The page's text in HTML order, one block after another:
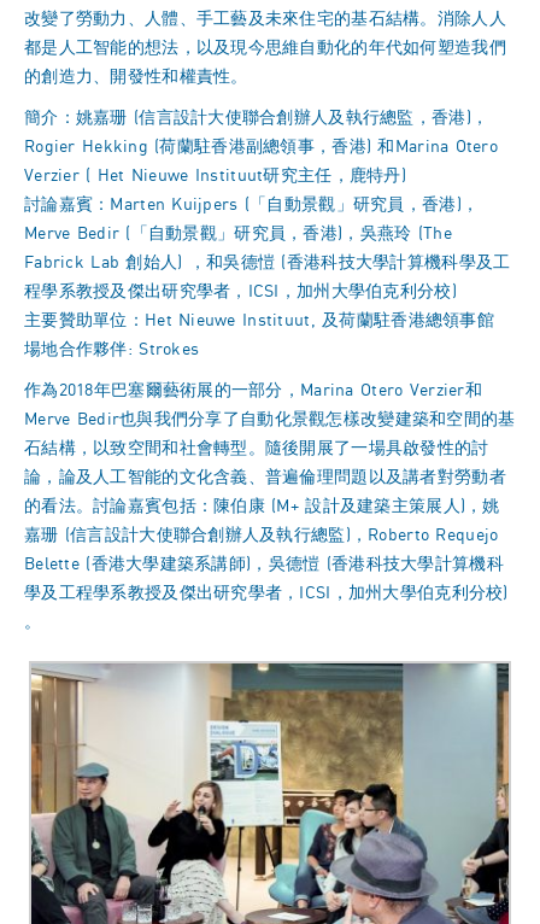
改變了勞動力、人體、手工藝及未來住宅的基石結構。消除人人
都是人工智能的想法，以及現今思維自動化的年代如何塑造我們
的創造力、開發性和權責性。
簡介：姚嘉珊 (信言設計大使聯合創辦人及執行總監，香港)，
Rogier Hekking (荷蘭駐香港副總領事，香港) 和Marina Otero
Verzier ( Het Nieuwe Instituut研究主任，鹿特丹)
討論嘉賓：Marten Kuijpers (「自動景觀」研究員，香港)，
Merve Bedir (「自動景觀」研究員，香港)，吳燕玲 (The
Fabrick Lab 創始人) ，和吳德愷 (香港科技大學計算機科學及工
程學系教授及傑出研究學者，ICSI，加州大學伯克利分校)
主要贊助單位：Het Nieuwe Instituut, 及荷蘭駐香港總領事館
場地合作夥伴: Strokes
作為2018年巴塞爾藝術展的一部分，Marina Otero Verzier和
Merve Bedir也與我們分享了自動化景觀怎樣改變建築和空間的基
石結構，以致空間和社會轉型。隨後開展了一場具啟發性的討
論，論及人工智能的文化含義、普遍倫理問題以及講者對勞動者
的看法。討論嘉賓包括：陳伯康 (M+ 設計及建築主策展人)，姚
嘉珊 (信言設計大使聯合創辦人及執行總監)，Roberto Requejo
Belette (香港大學建築系講師)，吳德愷 (香港科技大學計算機科
學及工程學系教授及傑出研究學者，ICSI，加州大學伯克利分校)
。